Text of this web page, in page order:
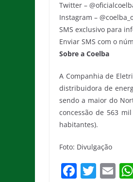
Twitter –
Instagram –
SMS exclusivo para
Enviar SMS com o
Sobre a Coelba
A Companhia de
distribuidora de
sendo a maior do
concessão de 563
habitantes).
Foto: Divulgação
F T E